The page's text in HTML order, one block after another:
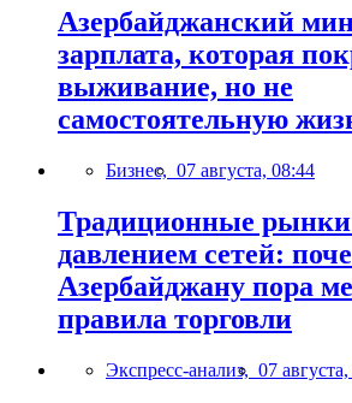
Азербайджанский
зарплата, которая
выживание, но не
самостоятельную
Бизнес, 07 августа, 08:44
Традиционные рынки
давлением сетей:
Азербайджану пора
правила торговли
Экспресс-анализ, 07